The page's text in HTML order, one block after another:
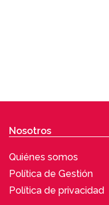
Nosotros
Quiénes somos
Política de Gestión
Política de privacidad